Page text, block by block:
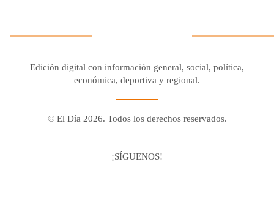
Edición digital con información general, social, política,
económica, deportiva y regional.
© El Día 2026. Todos los derechos reservados.
¡SÍGUENOS!